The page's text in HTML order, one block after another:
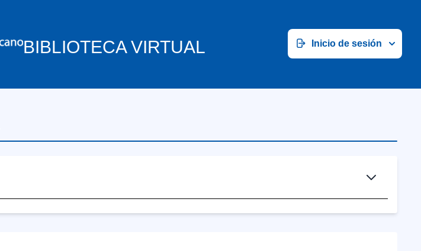
BIBLIOTECA VIRTUAL Inicio de sesión